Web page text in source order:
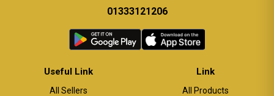
01333121206
Useful Link
All Sellers
Link
All Products